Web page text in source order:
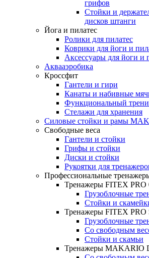
грифов
Стойки и
дисков штанги
Йога и пилатес
Ролики для пилатес
Коврики для йоги и
Аксессуары для йоги и
Аквааэробика
Кроссфит
Гантели и гири
Канаты и набивные
Функциональный
Стелажи для хранения
Силовые стойки и рамы
Свободные веса
Гантели и стойки
Грифы и стойки
Диски и стойки
Рукоятки для
Профессиональные
Тренажеры FITEX PRO
Грузоблочные
Стойки и
Тренажеры FITEX PRO
Грузоблочные
Со свободным
Стойки и скамьи
Тренажеры MAKARIO